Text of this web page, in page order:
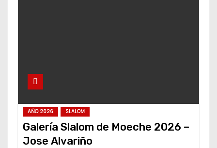
AÑO 2026 SLALOM
Galería Slalom de Moeche 2026 –
Jose Alvariño